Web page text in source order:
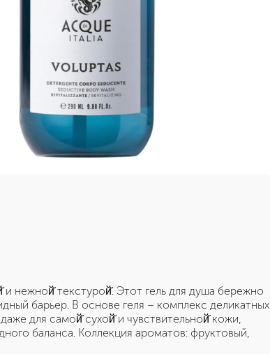
и нежной̆ текстурой̆. Этот гель для душа бережно
барьер. В основе геля – комплекс деликатных
для самой̆ сухой̆ и чувствительной̆ кожи,
баланса. Коллекция ароматов: фруктовый,